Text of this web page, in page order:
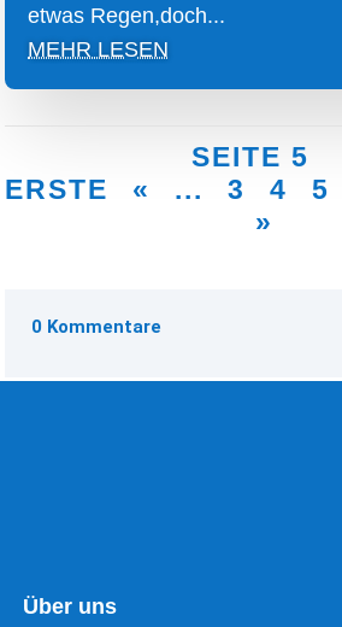
etwas Regen,doch...
MEHR LESEN
SEITE 5
ERSTE
« ... 3 4 5
»
0 Kommentare
Über uns